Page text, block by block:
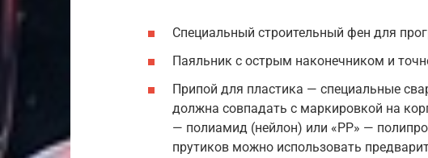
Специальный строительный фен для
Паяльник с острым наконечником и
Припой для пластика — специальные
должна совпадать с маркировкой на
— полиамид (нейлон) или «РР» —
прутиков можно использовать